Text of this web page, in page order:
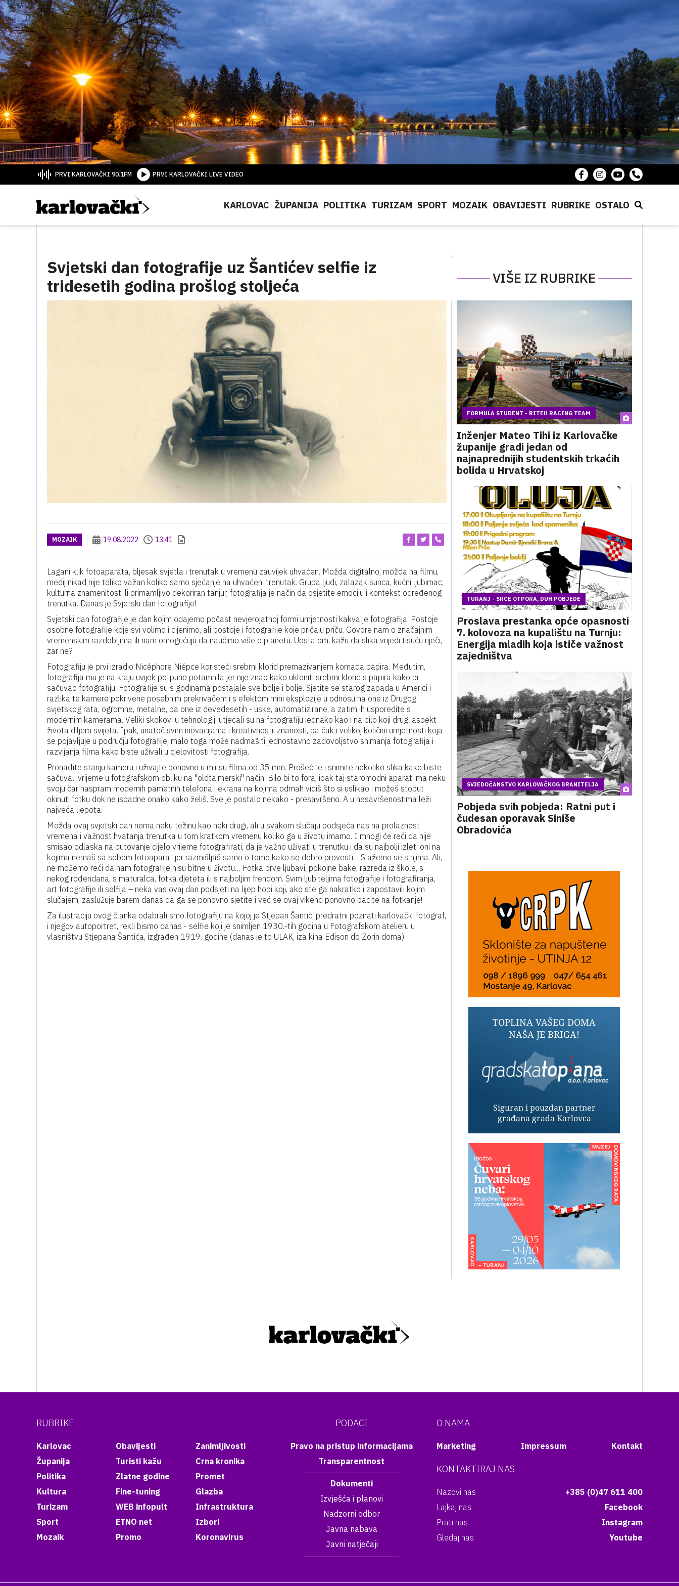
PRVI KARLOVAČKI 90.1FM PRVI KARLOVAČKI LIVE VIDEO
KARLOVAC ŽUPANIJA POLITIKA TURIZAM SPORT MOZAIK OBAVIJESTI RUBRIKE OSTALO
Svjetski dan fotografije uz Šantićev selfie iz
tridesetih godina prošlog stoljeća
VIŠE IZ RUBRIKE
MOZAIK 19.08.2022 13:41
Lagani klik fotoaparata, bljesak svjetla i trenutak u vremenu zauvijek uhvaćen. Možda digitalno, možda na filmu,
medij nikad nije toliko važan koliko samo sjećanje na uhvaćeni trenutak. Grupa ljudi, zalazak sunca, kućni ljubimac,
kulturna znamenitost ili primamljivo dekoriran tanjur, fotografija je način da osjetite emociju i kontekst određenog
trenutka. Danas je Svjetski dan fotografije!
Svjetski dan fotografije je dan kojim odajemo počast nevjerojatnoj formi umjetnosti kakva je fotografija. Postoje
osobne fotografije koje svi volimo i cijenimo, ali postoje i fotografije koje pričaju priču. Govore nam o značajnim
vremenskim razdobljima ili nam omogućuju da naučimo više o planetu. Uostalom, kažu da slika vrijedi tisuću riječi,
zar ne?
Fotografiju je prvi izradio Nicéphore Niépce koristeći srebrni klorid premazivanjem komada papira. Međutim,
fotografija mu je na kraju uvijek potpuno potamnila jer nije znao kako ukloniti srebrni klorid s papira kako bi
sačuvao fotografiju. Fotografije su s godinama postajale sve bolje i bolje. Sjetite se starog zapada u Americi i
razlika te kamere pokrivene posebnim prekrivačem i s efektom mini eksplozije u odnosu na one iz Drugog
svjetskog rata, ogromne, metalne, pa one iz devedesetih - uske, automatizirane, a zatim ih usporedite s
modernim kamerama. Veliki skokovi u tehnologiji utjecali su na fotografiju jednako kao i na bilo koji drugi aspekt
života diljem svijeta. Ipak, unatoč svim inovacijama i kreativnosti, znanosti, pa čak i velikoj količini umjetnosti koja
se pojavljuje u području fotografije, malo toga može nadmašiti jednostavno zadovoljstvo snimanja fotografija i
razvijanja filma kako biste uživali u cjelovitosti fotografija.
Pronađite stariju kameru i uživajte ponovno u mirisu filma od 35 mm. Prošećite i snimite nekoliko slika kako biste
sačuvali vrijeme u fotografskom obliku na ''oldtajmerski'' način. Bilo bi to fora, ipak taj staromodni aparat ima neku
svoju čar naspram modernih pametnih telefona i ekrana na kojima odmah vidiš što si uslikao i možeš stoput
okinuti fotku dok ne ispadne onako kako želiš. Sve je postalo nekako - presavršeno. A u nesavršenostima leži
najveća ljepota.
Možda ovaj svjetski dan nema neku težinu kao neki drugi, ali u svakom slučaju podsjeća nas na prolaznost
vremena i važnost hvatanja trenutka u tom kratkom vremenu koliko ga u životu imamo. I mnogi će reći da nije
smisao odlaska na putovanje cijelo vrijeme fotografirati, da je važno uživati u trenutku i da su najbolji izleti oni na
kojima nemaš sa sobom fotoaparat jer razmišljaš samo o tome kako se dobro provesti… Slažemo se s njima. Ali,
ne možemo reći da nam fotografije nisu bitne u životu… Fotka prve ljubavi, pokojne bake, razreda iz škole, s
nekog rođendana, s maturalca, fotka djeteta ili s najboljim frendom. Svim ljubiteljima fotografije i fotografiranja,
art fotografije ili selfija – neka vas ovaj dan podsjeti na lijep hobi koji, ako ste ga nakratko i zapostavili kojim
slučajem, zaslužuje barem danas da ga se ponovno sjetite i već se ovaj vikend ponovno bacite na fotkanje!
Za ilustraciju ovog članka odabrali smo fotografiju na kojoj je Stjepan Šantić, predratni poznati karlovački fotograf,
i njegov autoportret, rekli bismo danas - selfie koji je snimljen 1930.-tih godina u Fotografskom atelieru u
vlasništvu Stjepana Šantića, izgrađen 1919. godine (danas je to ULAK, iza kina Edison do Zorin doma).
FORMULA STUDENT - RITEH RACING TEAM
Inženjer Mateo Tihi iz Karlovačke
županije gradi jedan od
najnaprednijih studentskih trkaćih
bolida u Hrvatskoj
TURANJ - SRCE OTPORA, DUH POBJEDE
Proslava prestanka opće opasnosti
7. kolovoza na kupalištu na Turnju:
Energija mladih koja ističe važnost
zajedništva
SVJEDOČANSTVO KARLOVAČKOG BRANITELJA
Pobjeda svih pobjeda: Ratni put i
čudesan oporavak Siniše
Obradovića
RUBRIKE
Karlovac
Županija
Politika
Kultura
Turizam
Sport
Mozaik
Obavijesti
Turisti kažu
Zlatne godine
Fine-tuning
WEB infopult
ETNO net
Promo
Zanimljivosti
Crna kronika
Promet
Glazba
Infrastruktura
Izbori
Koronavirus
PODACI
Pravo na pristup informacijama
Transparentnost
Dokumenti
Izvješća i planovi
Nadzorni odbor
Javna nabava
Javni natječaji
O NAMA
Marketing Impressum Kontakt
KONTAKTIRAJ NAS
Nazovi nas
+385 (0)47 611 400
Lajkaj nas
Facebook
Prati nas
Instagram
Gledaj nas
Youtube